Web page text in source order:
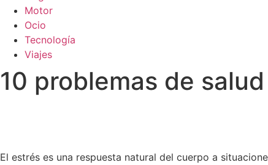
Motor
Ocio
Tecnología
Viajes
10 problemas de
El estrés es una respuesta natural del cuerpo a